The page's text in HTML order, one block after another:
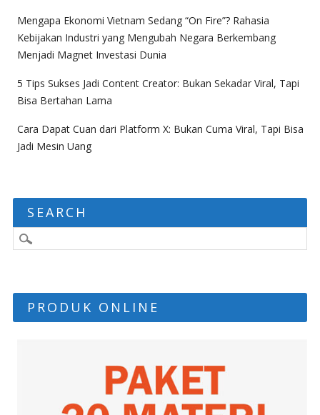
Mengapa Ekonomi Vietnam Sedang “On Fire”? Rahasia
Kebijakan Industri yang Mengubah Negara Berkembang
Menjadi Magnet Investasi Dunia
5 Tips Sukses Jadi Content Creator: Bukan Sekadar Viral, Tapi
Bisa Bertahan Lama
Cara Dapat Cuan dari Platform X: Bukan Cuma Viral, Tapi Bisa
Jadi Mesin Uang
SEARCH
PRODUK ONLINE